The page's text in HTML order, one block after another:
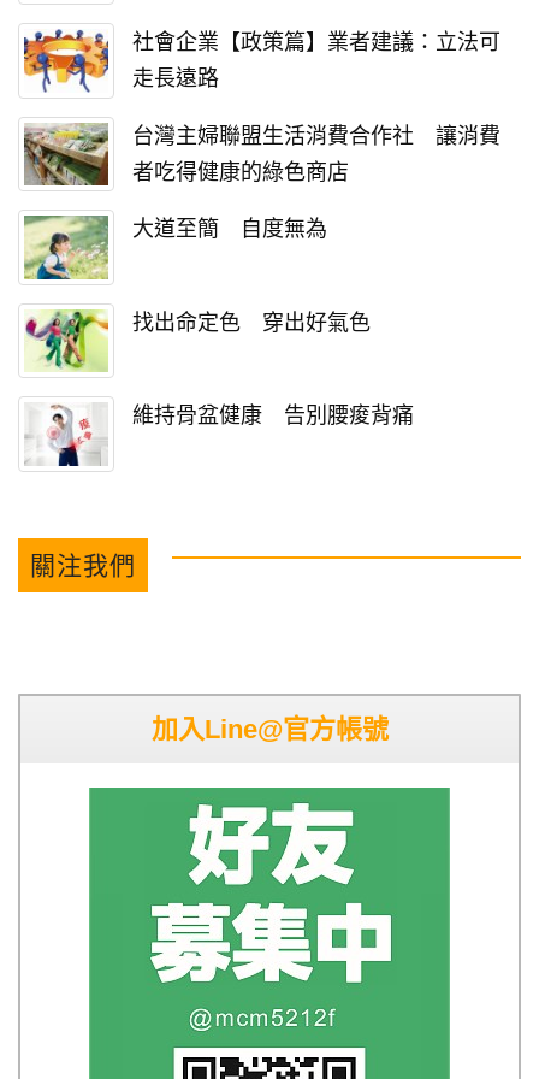
社會企業【政策篇】業者建議：立法可
走長遠路
台灣主婦聯盟生活消費合作社 讓消費
者吃得健康的綠色商店
大道至簡 自度無為
找出命定色 穿出好氣色
維持骨盆健康 告別腰痠背痛
關注我們
加入Line@官方帳號